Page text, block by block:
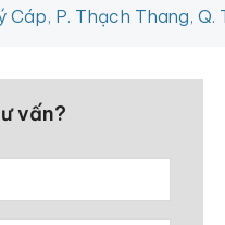
Cáp, P. Thạch Thang, Q.
vấn?